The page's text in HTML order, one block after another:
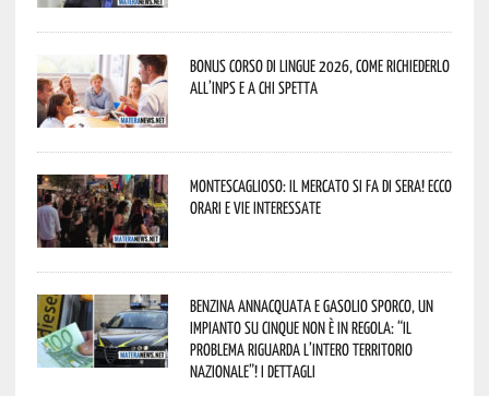
Bonus corso di lingue 2026, come richiederlo
all’INPS e a chi spetta
Montescaglioso: il mercato si fa di sera! Ecco
orari e vie interessate
Benzina annacquata e gasolio sporco, un
impianto su cinque non è in regola: “il
problema riguarda l’intero territorio
Nazionale”! I dettagli